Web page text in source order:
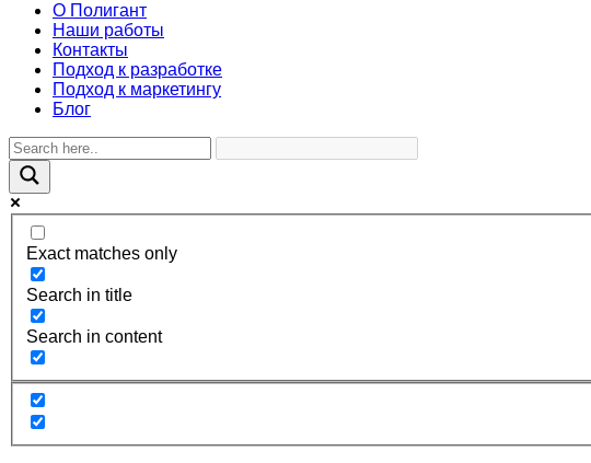
О Полигант
Наши работы
Контакты
Подход к разработке
Подход к маркетингу
Блог
Exact matches only
Search in title
Search in content